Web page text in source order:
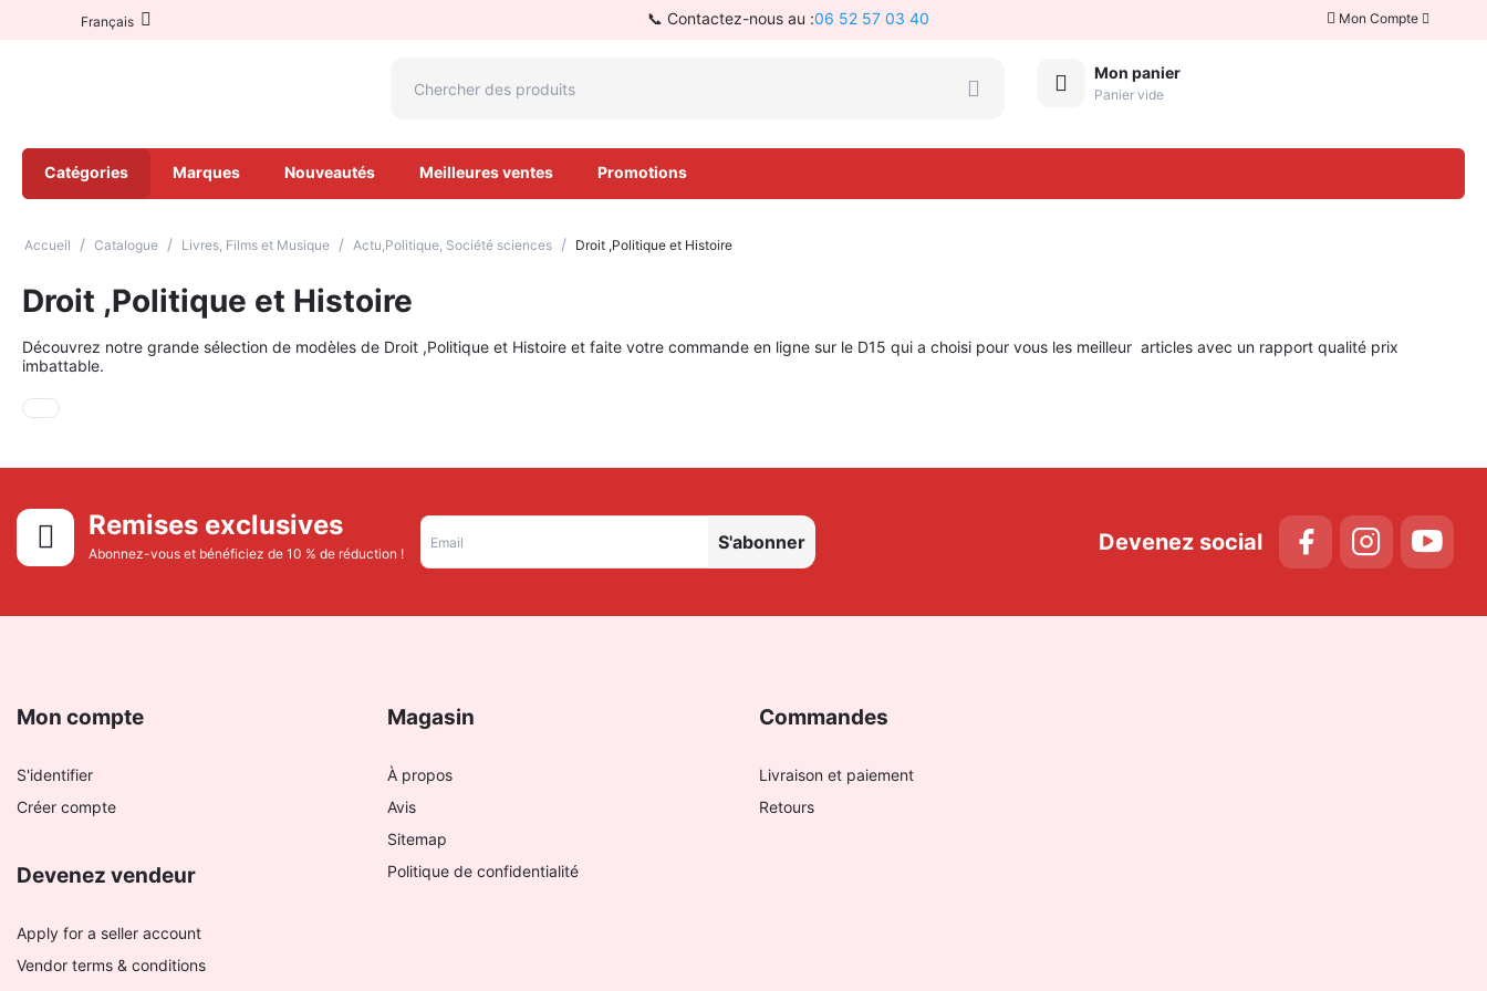
Français 📞 Contactez-nous au :06 52 57 03 40 Mon Compte
Mon panier
Panier vide
Catégories Marques Nouveautés Meilleures ventes Promotions
Accueil / Catalogue / Livres, Films et Musique / Actu,Politique, Société sciences / Droit ,Politique et Histoire
Droit ,Politique et Histoire
Découvrez notre grande sélection de modèles de Droit ,Politique et Histoire et faite votre commande en ligne sur le D15 qui a choisi pour vous les meilleur articles avec un rapport qualité prix
imbattable.
Remises exclusives
Abonnez-vous et bénéficiez de 10 % de réduction !
S'abonner Devenez social
Mon compte
S'identifier
Créer compte
Devenez vendeur
Apply for a seller account
Vendor terms & conditions
Magasin
À propos
Avis
Sitemap
Politique de confidentialité
Commandes
Livraison et paiement
Retours